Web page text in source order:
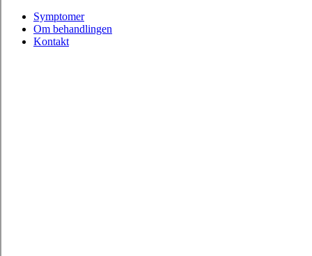
Symptomer
Om behandlingen
Kontakt